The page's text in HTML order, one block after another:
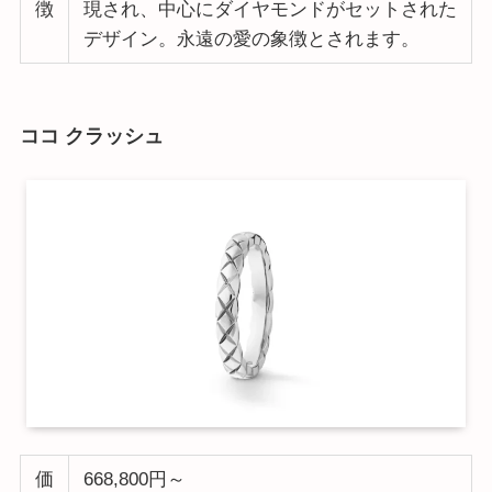
徴
現され、中心にダイヤモンドがセットされた
デザイン。永遠の愛の象徴とされます。
ココ クラッシュ
価
668,800円～